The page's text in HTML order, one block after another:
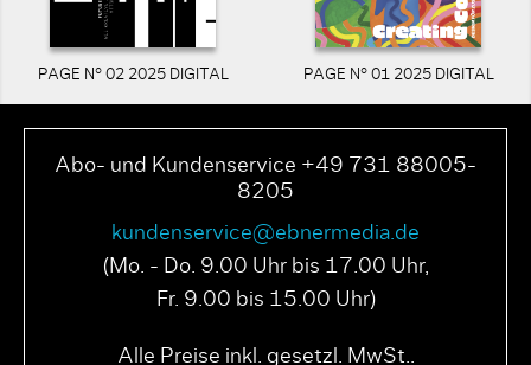
PAGE N° 02 2025 DIGITAL PAGE N° 01 2025 DIGITAL
Abo- und Kundenservice +49 731 88005-
8205
kundenservice@ebnermedia.de
(Mo. - Do. 9.00 Uhr bis 17.00 Uhr,
Fr. 9.00 bis 15.00 Uhr)
Alle Preise inkl. gesetzl. MwSt..